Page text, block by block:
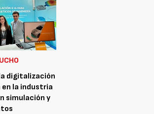
digitalización
la industria
simulación y